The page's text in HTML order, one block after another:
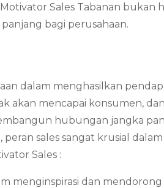
Sales Tabanan
bagi perusahaan.
dalam menghasilkan
akan mencapai konsumen,
hubungan jangka
sales sangat krusial
Sales :
menginspirasi dan